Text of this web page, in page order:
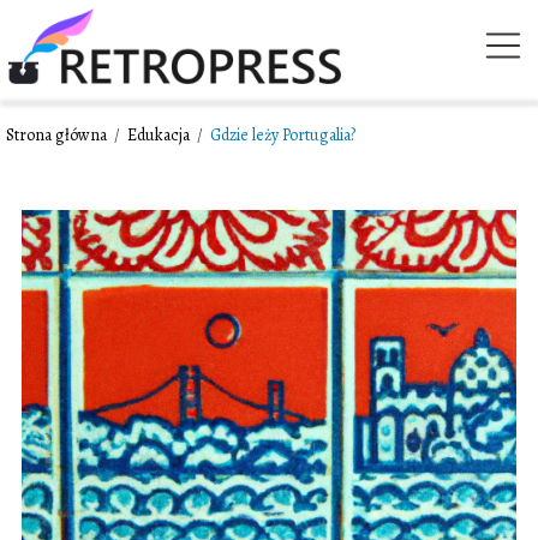
Strona główna / Edukacja / Gdzie leży Portugalia?